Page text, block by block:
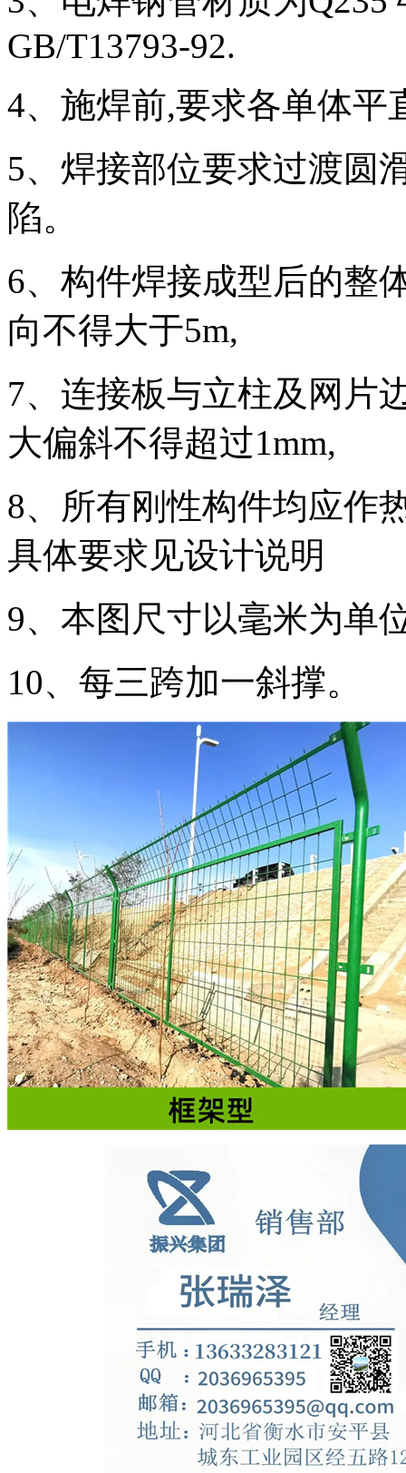
GB/T13793-92.
4、施焊前,要求各单体平
5、焊接部位要求过渡圆
陷。
6、构件焊接成型后的整
向不得大于5m,
7、连接板与立柱及网片
大偏斜不得超过1mm,
8、所有刚性构件均应作
具体要求见设计说明
9、本图尺寸以毫米为单
10、每三跨加一斜撑。